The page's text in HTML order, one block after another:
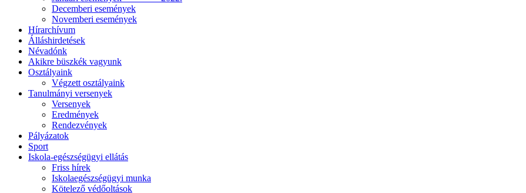
Decemberi események
Novemberi események
Hírarchívum
Álláshirdetések
Névadónk
Akikre büszkék vagyunk
Osztályaink
Végzett osztályaink
Tanulmányi versenyek
Versenyek
Eredmények
Rendezvények
Pályázatok
Sport
Iskola-egészségügyi ellátás
Friss hírek
Iskolaegészségügyi munka
Kötelező védőoltások